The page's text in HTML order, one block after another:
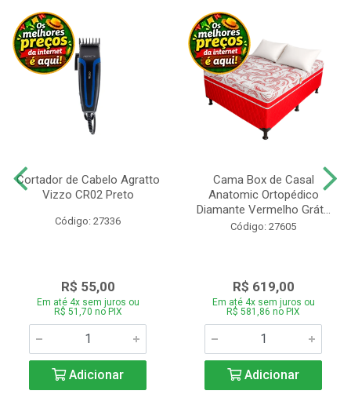
Cortador de Cabelo Agratto
Vizzo CR02 Preto
Código: 27336
R$ 55,00
Em até 4x sem juros ou
R$ 51,70 no PIX
Adicionar
Cama Box de Casal
Anatomic Ortopédico
Diamante Vermelho Grát...
Código: 27605
R$ 619,00
Em até 4x sem juros ou
R$ 581,86 no PIX
Adicionar